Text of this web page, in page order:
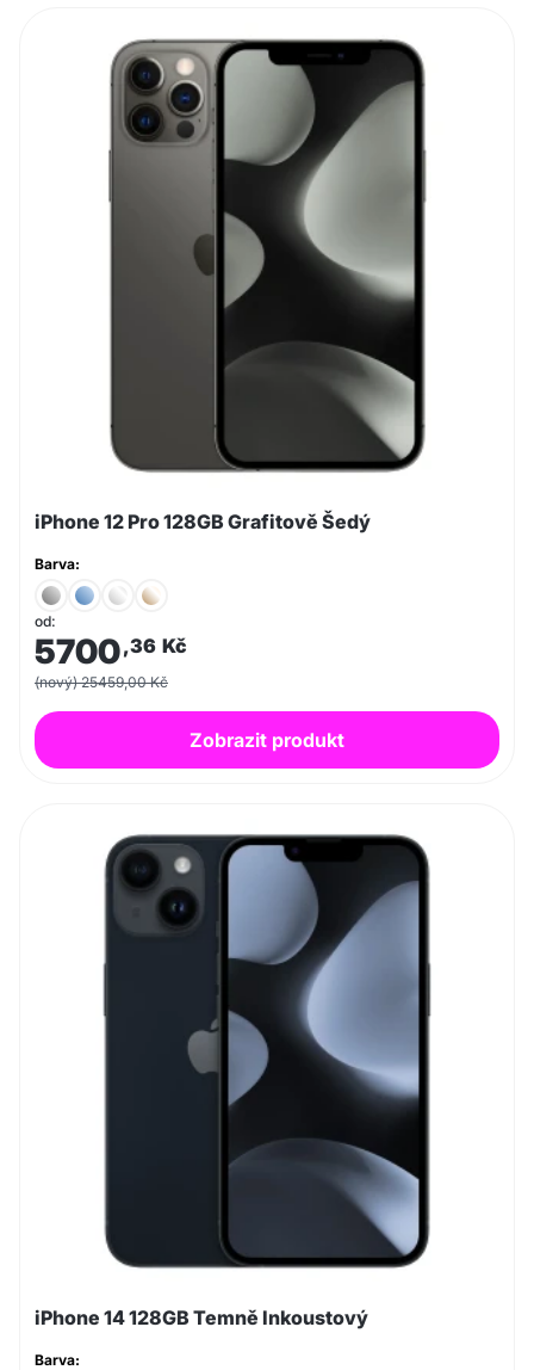
iPhone 12 Pro 128GB Grafitově Šedý
Barva:
od:
5700,36 Kč
(nový) 25459,00 Kč
Zobrazit produkt
iPhone 14 128GB Temně Inkoustový
Barva: